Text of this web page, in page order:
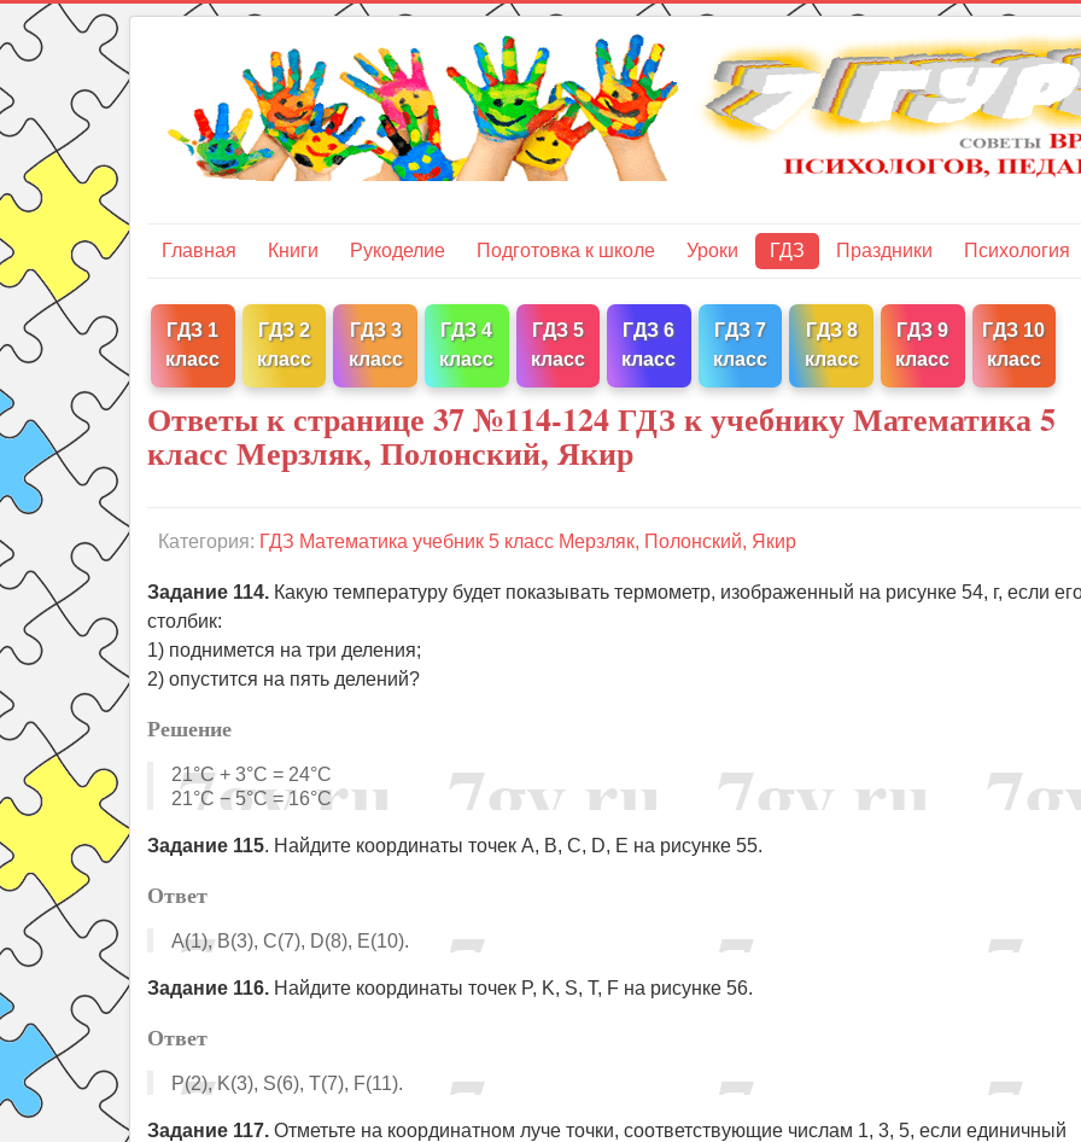
Главная Книги Рукоделие Подготовка к школе Уроки ГДЗ Праздники Психология
ГДЗ 1
класс
ГДЗ 2
класс
ГДЗ 3
класс
ГДЗ 4
класс
ГДЗ 5
класс
ГДЗ 6
класс
ГДЗ 7
класс
ГДЗ 8
класс
ГДЗ 9
класс
ГДЗ 10
класс
Ответы к странице 37 №114-124 ГДЗ к учебнику Математика 5
класс Мерзляк, Полонский, Якир
Категория: ГДЗ Математика учебник 5 класс Мерзляк, Полонский, Якир
Задание 114. Какую температуру будет показывать термометр, изображенный на рисунке 54, г, если
столбик:
1) поднимется на три деления;
2) опустится на пять делений?
Решение
21°С + 3°С = 24°С
21°С − 5°С = 16°С
Задание 115. Найдите координаты точек A, B, C, D, E на рисунке 55.
Ответ
A(1), B(3), C(7), D(8), E(10).
Задание 116. Найдите координаты точек P, K, S, T, F на рисунке 56.
Ответ
P(2), K(3), S(6), T(7), F(11).
Задание 117. Отметьте на координатном луче точки, соответствующие числам 1, 3, 5, если единичный